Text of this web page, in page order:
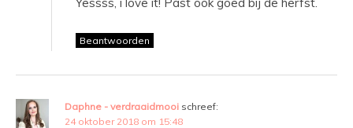
Beantwoorden
Daphne - verdraaidmooi schreef:
24 oktober 2018 om 15:48